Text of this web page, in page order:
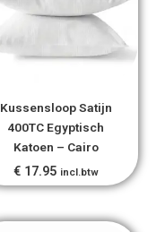
Kussensloop Satijn
400TC Egyptisch
Katoen – Cairo
€17.95 incl.btw